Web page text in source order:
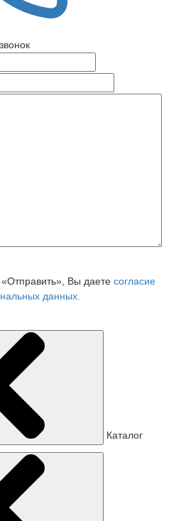
Вы даете согласие
данных.
Каталог